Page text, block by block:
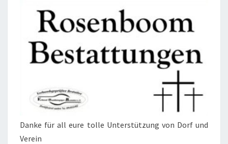
Danke für all eure tolle Unterstützung von Dorf und
Verein